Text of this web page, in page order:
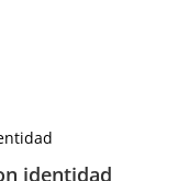
identidad